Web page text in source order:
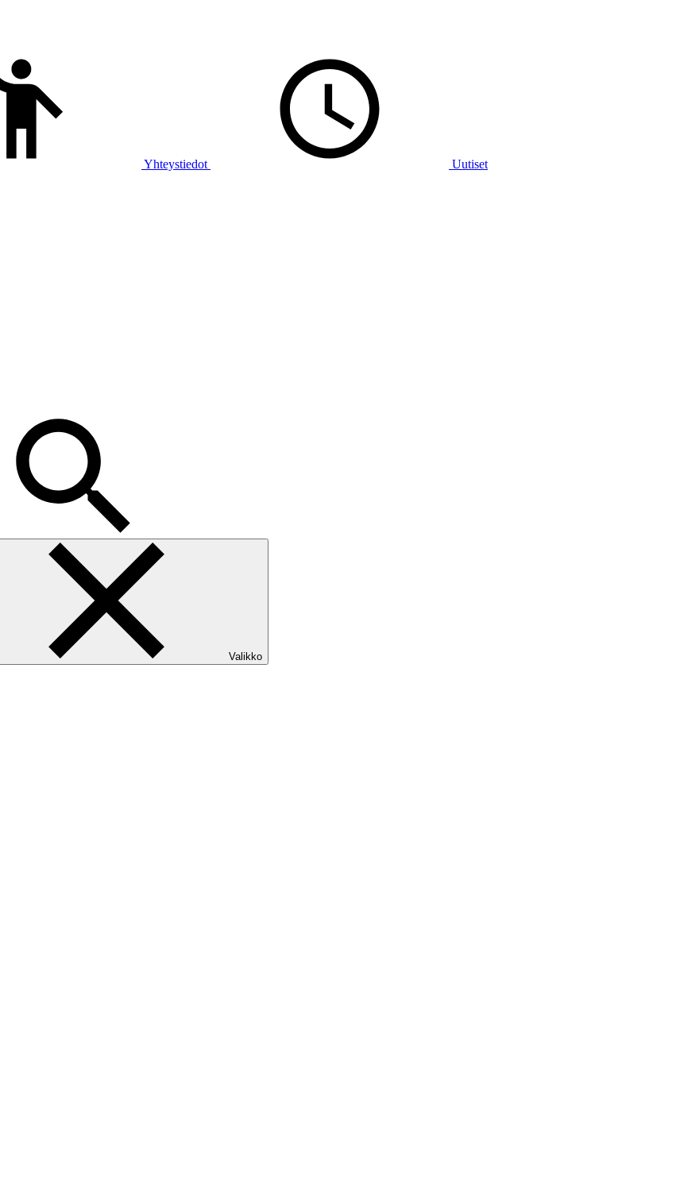
Yhteystiedot Uutiset
Valikko